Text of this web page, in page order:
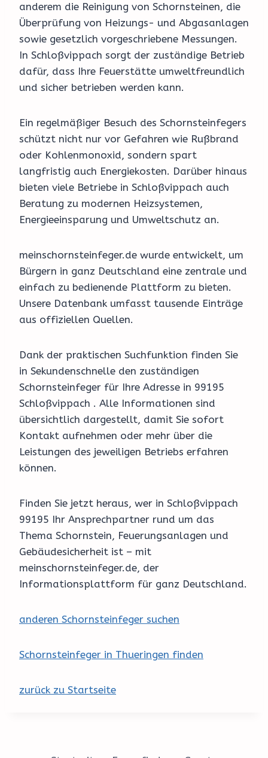
anderem die Reinigung von Schornsteinen, die
Überprüfung von Heizungs- und Abgasanlagen
sowie gesetzlich vorgeschriebene Messungen.
In Schloßvippach sorgt der zuständige Betrieb
dafür, dass Ihre Feuerstätte umweltfreundlich
und sicher betrieben werden kann.
Ein regelmäßiger Besuch des Schornsteinfegers
schützt nicht nur vor Gefahren wie Rußbrand
oder Kohlenmonoxid, sondern spart
langfristig auch Energiekosten. Darüber hinaus
bieten viele Betriebe in Schloßvippach auch
Beratung zu modernen Heizsystemen,
Energieeinsparung und Umweltschutz an.
meinschornsteinfeger.de wurde entwickelt, um
Bürgern in ganz Deutschland eine zentrale und
einfach zu bedienende Plattform zu bieten.
Unsere Datenbank umfasst tausende Einträge
aus offiziellen Quellen.
Dank der praktischen Suchfunktion finden Sie
in Sekundenschnelle den zuständigen
Schornsteinfeger für Ihre Adresse in 99195
Schloßvippach . Alle Informationen sind
übersichtlich dargestellt, damit Sie sofort
Kontakt aufnehmen oder mehr über die
Leistungen des jeweiligen Betriebs erfahren
können.
Finden Sie jetzt heraus, wer in Schloßvippach
99195 Ihr Ansprechpartner rund um das
Thema Schornstein, Feuerungsanlagen und
Gebäudesicherheit ist – mit
meinschornsteinfeger.de, der
Informationsplattform für ganz Deutschland.
anderen Schornsteinfeger suchen
Schornsteinfeger in Thueringen finden
zurück zu Startseite